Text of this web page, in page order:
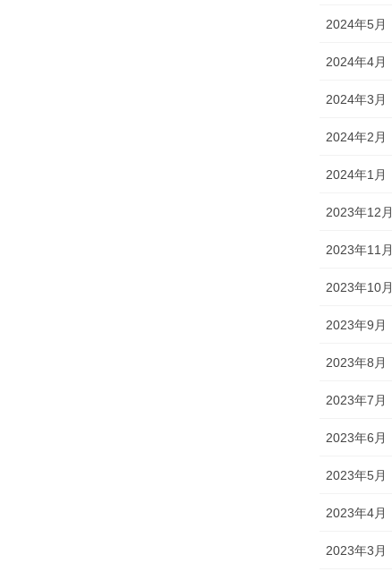
2024年5月
2024年4月
2024年3月
2024年2月
2024年1月
2023年12月
2023年11月
2023年10月
2023年9月
2023年8月
2023年7月
2023年6月
2023年5月
2023年4月
2023年3月